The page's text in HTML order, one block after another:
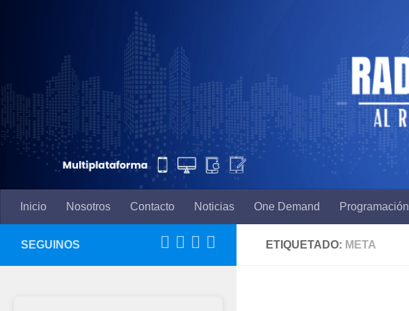
Inicio Nosotros Contacto Noticias One Demand Programación
ETIQUETADO: META
SEGUINOS